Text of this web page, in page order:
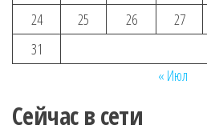
24
25 26 27
31
« Июл
Сейчас в сети